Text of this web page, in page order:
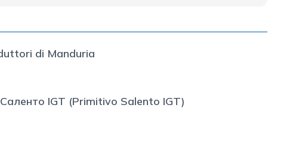
di Manduria
IGT (Primitivo Salento IGT)